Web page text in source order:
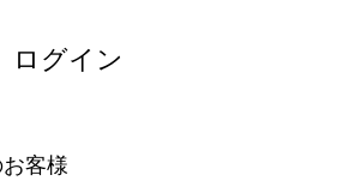
ログイン
客様